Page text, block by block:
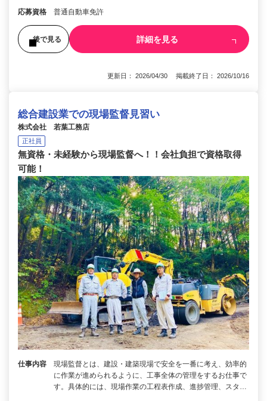
応募資格 普通自動車免許
後で見る 詳細を見る
更新日： 2026/04/30 掲載終了日： 2026/10/16
総合建設業での現場監督見習い
株式会社 若葉工務店
正社員
無資格・未経験から現場監督へ！！会社負担で資格取得
可能！
仕事内容
現場監督とは、建設・建築現場で安全を一番に考え、効率的
に作業が進められるように、工事全体の管理をするお仕事で
す。具体的には、現場作業の工程表作成、進捗管理、スタ…